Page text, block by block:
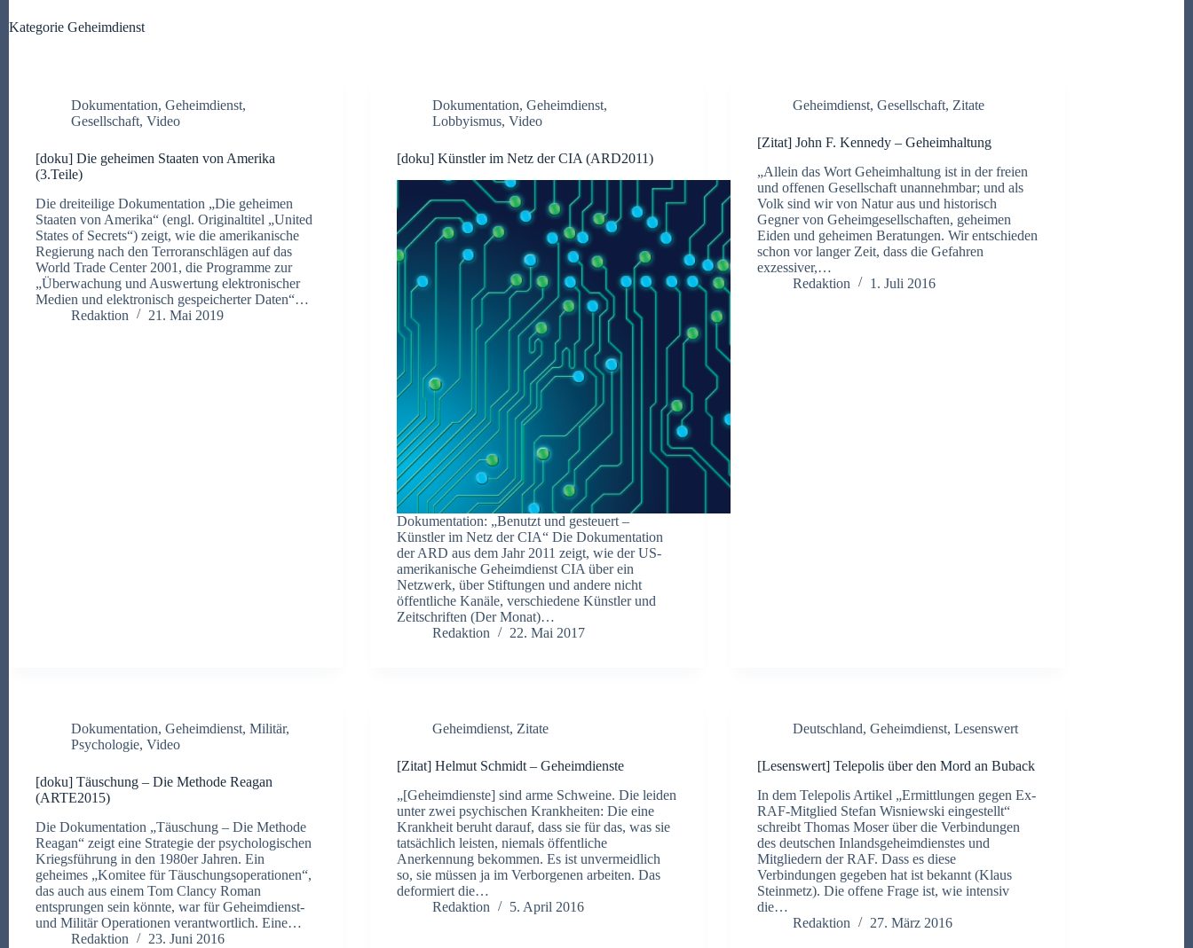
Kategorie Geheimdienst
Dokumentation, Geheimdienst,
Gesellschaft, Video
[doku] Die geheimen Staaten von Amerika
(3.Teile)
Die dreiteilige Dokumentation „Die geheimen
Staaten von Amerika“ (engl. Originaltitel „United
States of Secrets“) zeigt, wie die amerikanische
Regierung nach den Terroranschlägen auf das
World Trade Center 2001, die Programme zur
„Überwachung und Auswertung elektronischer
Medien und elektronisch gespeicherter Daten“…
Redaktion
21. Mai 2019
Dokumentation, Geheimdienst,
Lobbyismus, Video
[doku] Künstler im Netz der CIA (ARD2011)
Dokumentation: „Benutzt und gesteuert –
Künstler im Netz der CIA“ Die Dokumentation
der ARD aus dem Jahr 2011 zeigt, wie der US-
amerikanische Geheimdienst CIA über ein
Netzwerk, über Stiftungen und andere nicht
öffentliche Kanäle, verschiedene Künstler und
Zeitschriften (Der Monat)…
Redaktion
22. Mai 2017
Geheimdienst,Gesellschaft, Zitate
[Zitat] John F. Kennedy – Geheimhaltung
„Allein das Wort Geheimhaltung ist in der freien
und offenen Gesellschaft unannehmbar; und als
Volk sind wir von Natur aus und historisch
Gegner von Geheimgesellschaften, geheimen
Eiden und geheimen Beratungen. Wir entschieden
schon vor langer Zeit, dass die Gefahren
exzessiver,…
Redaktion
1. Juli 2016
Dokumentation, Geheimdienst, Militär,
Psychologie, Video
[doku] Täuschung – Die Methode Reagan
(ARTE2015)
Die Dokumentation „Täuschung – Die Methode
Reagan“ zeigt eine Strategie der psychologischen
Kriegsführung in den 1980er Jahren. Ein
geheimes „Komitee für Täuschungsoperationen“,
das auch aus einem Tom Clancy Roman
entsprungen sein könnte, war für Geheimdienst-
und Militär Operationen verantwortlich. Eine…
Redaktion
23. Juni 2016
Geheimdienst, Zitate
[Zitat] Helmut Schmidt – Geheimdienste
„[Geheimdienste] sind arme Schweine. Die leiden
unter zwei psychischen Krankheiten: Die eine
Krankheit beruht darauf, dass sie für das, was sie
tatsächlich leisten, niemals öffentliche
Anerkennung bekommen. Es ist unvermeidlich
so, sie müssen ja im Verborgenen arbeiten. Das
deformiert die…
Redaktion
5. April 2016
Deutschland,Geheimdienst,Lesenswert
[Lesenswert] Telepolis über den Mord an Buback
In dem Telepolis Artikel „Ermittlungen gegen Ex-
RAF-Mitglied Stefan Wisniewski eingestellt“
schreibt Thomas Moser über die Verbindungen
des deutschen Inlandsgeheimdienstes und
Mitgliedern der RAF. Dass es diese
Verbindungen gegeben hat ist bekannt (Klaus
Steinmetz). Die offene Frage ist, wie intensiv
die…
Redaktion
27. März 2016